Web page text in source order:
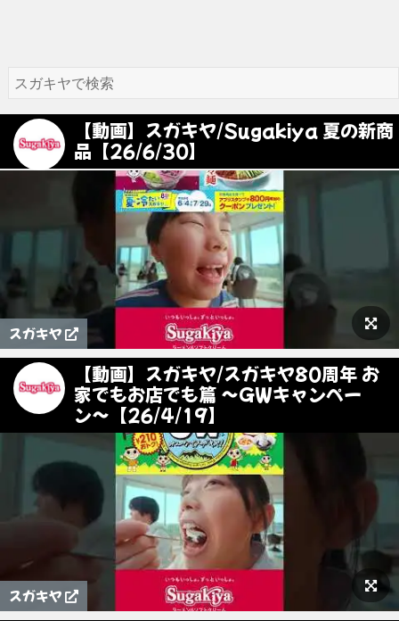
【動画】スガキヤ/Sugakiya 夏の新商
品【26/6/30】
スガキヤ
【動画】スガキヤ/スガキヤ80周年 お
家でもお店でも篇 〜GWキャンペー
ン〜【26/4/19】
スガキヤ